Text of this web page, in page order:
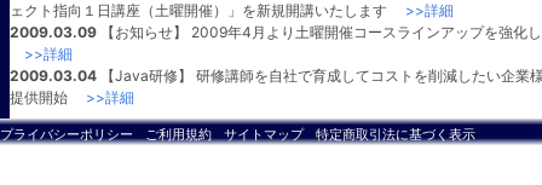
ェクト指向１日講座（土曜開催）」を新規開講いたします
>>詳細
2009.03.09 【お知らせ】 2009年4月より土曜開催コースラインアップを強化
>>詳細
2009.03.04 【Java研修】 研修講師を自社で育成してコストを削減したい企業
提供開始
>>詳細
プライバシーポリシー ご利用規約 サイトマップ 特定商取引法に基づく表示